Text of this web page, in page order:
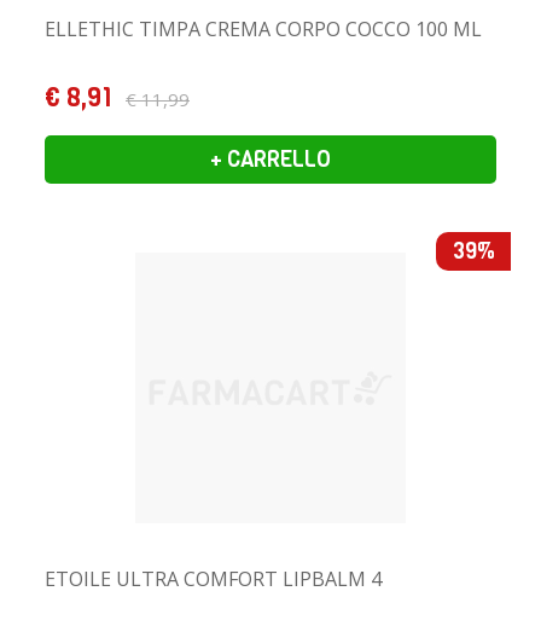
ELLETHIC TIMPA CREMA CORPO COCCO 100 ML
€ 8,91 € 11,99
+ CARRELLO
39%
ETOILE ULTRA COMFORT LIPBALM 4